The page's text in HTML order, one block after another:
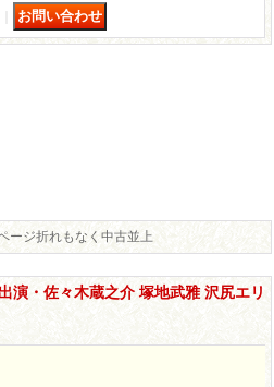
ージ折れもなく中古並上
演・佐々木蔵之介 塚地武雅 沢尻エリ